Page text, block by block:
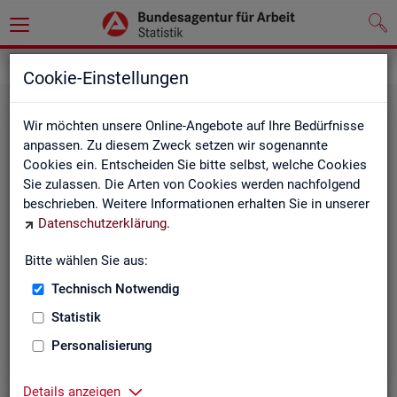
Cookie-Einstellungen
Wir möchten unsere Online-Angebote auf Ihre Bedürfnisse
anpassen. Zu diesem Zweck setzen wir sogenannte
Cookies ein. Entscheiden Sie bitte selbst, welche Cookies
Sie zulassen. Die Arten von Cookies werden nachfolgend
beschrieben. Weitere Informationen erhalten Sie in unserer
Datenschutzerklärung.
Bitte wählen Sie aus:
Technisch Notwendig
Statistik
Personalisierung
Details anzeigen
Der Bericht gibt einen Überblick über die aktuelle
Entwicklung am Arbeits- und Ausbildungsmarkt in